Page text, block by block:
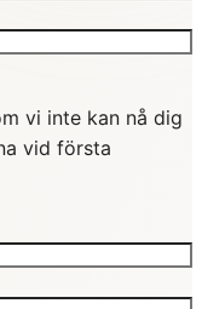
vi inte kan nå dig
vid första